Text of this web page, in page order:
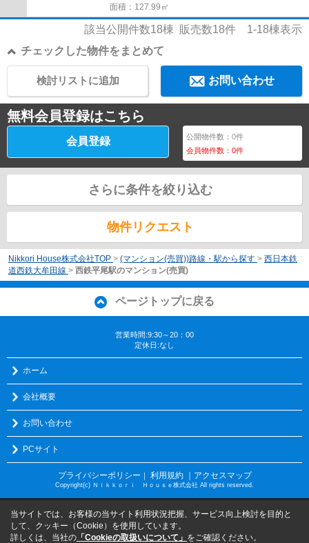
面積：127.99㎡
該当公開件数18棟 販売数18件 1-18棟表示
チェックした物件をまとめて
お問い合わせ
検討リストに追加
無料会員登録はこちら
会員登録 公開物件数：0件
会員物件数：0件
さらに条件を絞り込む
物件リクエスト
Nikkori House株式会社TOP > (マンション(売買))路線・駅から探す > 西日本鉄
道西鉄大牟田線 > 西鉄平尾駅のマンション(売買)
ページトップに戻る
営業時間:9:30～20：00
定休日:なし
ホーム
会社概要
お問い合わせ
PCサイト
プライバシーポリシー ｜ 利用規約 ｜アクセスマップ
Copyright(c) Ｎｉｋｋｏｒｉ Ｈｏｕｓｅ株式会社 All rights reserved.
当サイトでは、お客様の当サイト利用状況把握、サービス向上検討を目的と
して、クッキー（Cookie）を使用しています。
詳しくは、当社の 「Cookieの取扱いについて」 をご確認ください。